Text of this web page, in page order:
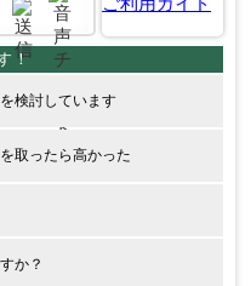
検討しています
取ったら高かった
か？